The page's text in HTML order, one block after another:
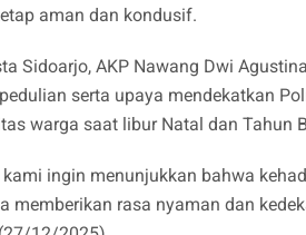
aman dan kondusif.
Sidoarjo, AKP Nawang Dwi
serta upaya mendekatkan
warga saat libur Natal dan Tahun
ingin menunjukkan bahwa
memberikan rasa nyaman dan